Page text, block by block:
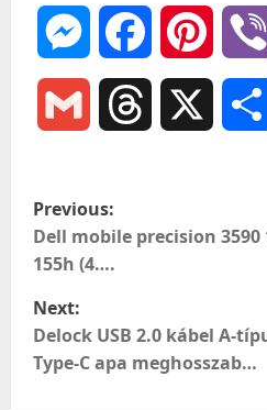
MessengerFacebook
Gmail Threads
P
o
s
t
n
Previous:
Dell mobile precision
155h (4….
Next:
Delock USB 2.0 kábel A-
Type-C apa meghosszab…